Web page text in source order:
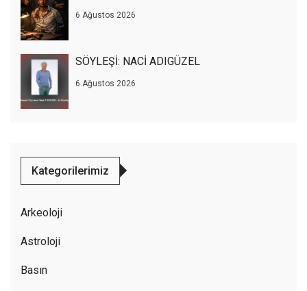
6 Ağustos 2026
SÖYLEŞİ: NACİ ADIGÜZEL
6 Ağustos 2026
Kategorilerimiz
Arkeoloji
Astroloji
Basın